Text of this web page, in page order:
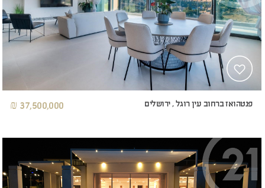
פנטהואז ברחוב עין רוגל , ירושלים 37,500,000 ₪